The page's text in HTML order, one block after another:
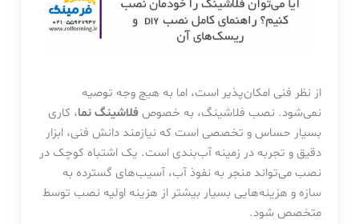
از نظر فنی امکان‌پذیر است، اما به هیچ وجه توصیه
نمی‌شود. نصب فلاشینگ، به خصوص فلاشینگ نما، کاری
بسیار حساس و تخصصی است که نیازمند دانش فنی، ابزار
دقیق و تجربه در زمینه آب‌بندی است. یک اشتباه کوچک در
نصب می‌تواند منجر به نفوذ آب، آسیب‌های گسترده به
سازه و هزینه‌هایی بسیار بیشتر از هزینه اولیه نصب توسط
متخصص شود.